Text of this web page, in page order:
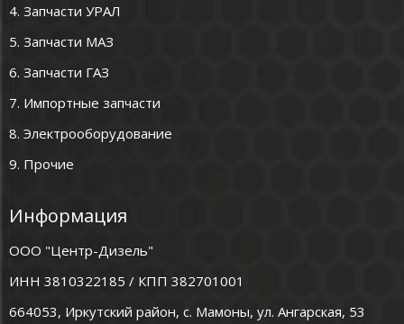
4. Запчасти УРАЛ
5. Запчасти МАЗ
6. Запчасти ГАЗ
7. Импортные запчасти
8. Электрооборудование
9. Прочие
Информация
ООО "Центр-Дизель"
ИНН 3810322185 / КПП 382701001
664053, Иркутский район, с. Мамоны, ул. Ангарская, 53